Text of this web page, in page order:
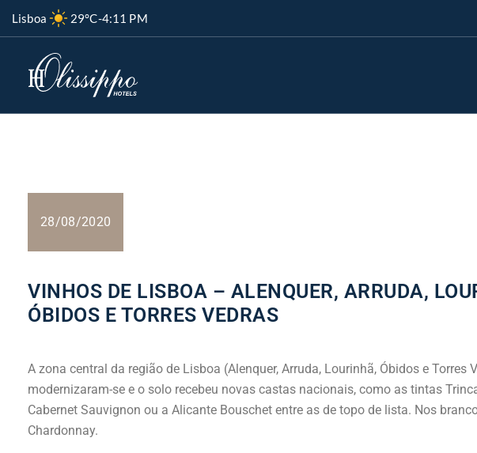
Lisboa 29°C-4:11 PM
28/08/2020
VINHOS DE LISBOA – ALENQUER, ARRUDA,
ÓBIDOS E TORRES VEDRAS
A zona central da região de Lisboa (Alenquer, Arruda, Lourinhã, Óbidos e
modernizaram-se e o solo recebeu novas castas nacionais, como as tintas
Cabernet Sauvignon ou a Alicante Bouschet entre as de topo de lista. Nos
Chardonnay.